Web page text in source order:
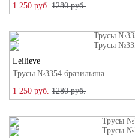
1 250 руб. 1280 руб.
Leilieve
Трусы №3354 бразильяна
1 250 руб. 1280 руб.